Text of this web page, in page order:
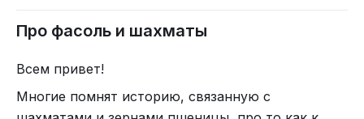
Красным отмечено возможное взятие. По сторонам уже
затем, пыхтя и отдуваясь, налил себе чаю. Сафар
Началась игра.
Ходжа Насреддин со своего места хорошо
Про фасоль и шахматы
Всем привет!
Многие помнят историю, связанную с